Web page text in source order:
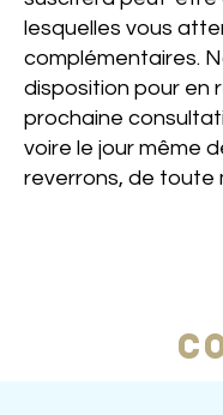
lesquelles vous
complémentaires.
disposition pour en
prochaine
voire le jour même
reverrons, de toute